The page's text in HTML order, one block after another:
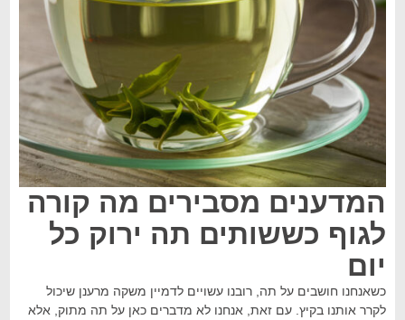
המדענים מסבירים מה קורה
לגוף כששותים תה ירוק כל
יום
כשאנחנו חושבים על תה, רובנו עשויים לדמיין משקה מרענן שיכול
לקרר אותנו בקיץ. עם זאת, אנחנו לא מדברים כאן על תה מתוק, אלא